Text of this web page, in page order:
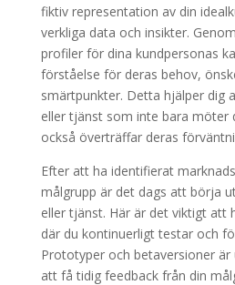
fiktiv representation av din
verkliga data och insikter.
profiler för dina kundpersonas
förståelse för deras behov,
smärtpunkter. Detta hjälper dig
eller tjänst som inte bara möter
också överträffar deras
Efter att ha identifierat
målgrupp är det dags att börja
eller tjänst. Här är det viktigt att
där du kontinuerligt testar och
Prototyper och betaversioner
att få tidig feedback från din